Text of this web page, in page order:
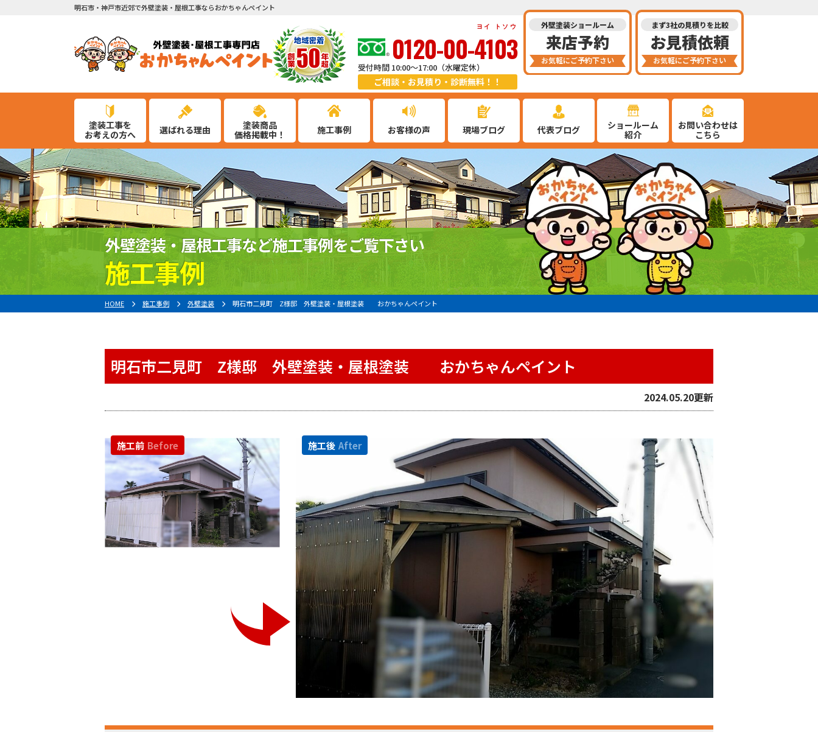
明石市・神戸市近郊で外壁塗装・屋根工事ならおかちゃんペイント
0120-00-4103
ヨイ トソウ
受付時間 10:00～17:00（水曜定休）
ご相談・お見積り・診断無料！！
外壁塗装ショールーム
来店予約
お気軽にご予約下さい
まず3社の見積りを比較
お見積依頼
お気軽にご予約下さい
塗装工事を
お考えの方へ
選ばれる理由
塗装商品
価格掲載中！
施工事例 お客様の声 現場ブログ 代表ブログ
ショールーム
紹介
お問い合わせは
こちら
外壁塗装・屋根工事など施工事例をご覧下さい
施工事例
HOME 施工事例 外壁塗装 明石市二見町 Z様邸 外壁塗装・屋根塗装 おかちゃんペイント
明石市二見町 Z様邸 外壁塗装・屋根塗装 おかちゃんペイント
2024.05.20更新
施工前 Before 施工後 After